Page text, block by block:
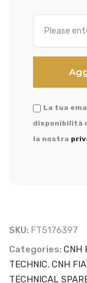
La tua
disponibilità
la nostra
SKU: FT5176397
Categories: CNH
TECHNIC, CNH
TECHNICAL